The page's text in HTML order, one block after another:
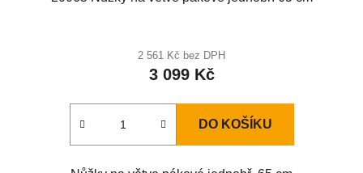
2 561 Kč bez DPH
3 099 Kč
DO KOŠÍKU